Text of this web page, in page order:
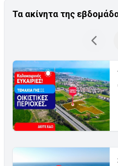
Τα ακίνητα της